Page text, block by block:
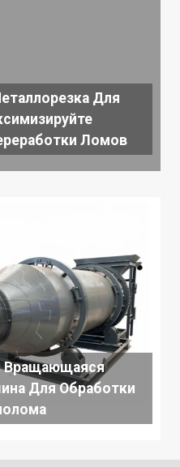
Для
Ломов
Вращающаяся
Для Обработки